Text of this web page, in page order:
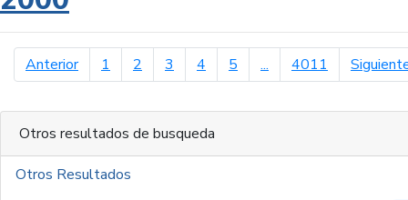
Anteriorpágina anterior
1 2 3 4 5 ... 4011
Otros resultados de busqueda
Otros Resultados